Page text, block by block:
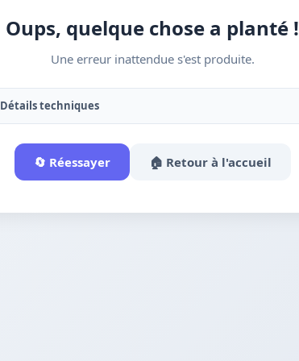
Oups, quelque chose a planté !
Une erreur inattendue s'est produite.
Détails techniques
🔄 Réessayer 🏠 Retour à l'accueil